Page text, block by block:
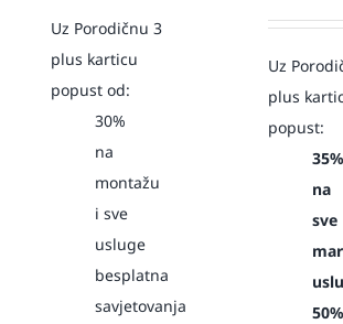
Uz Porodičnu 3
plus karticu
popust od:
30%
na
montažu
i sve
usluge
besplatna
savjetovanja
Uz
plus
popust:
35%
na
sve
50%